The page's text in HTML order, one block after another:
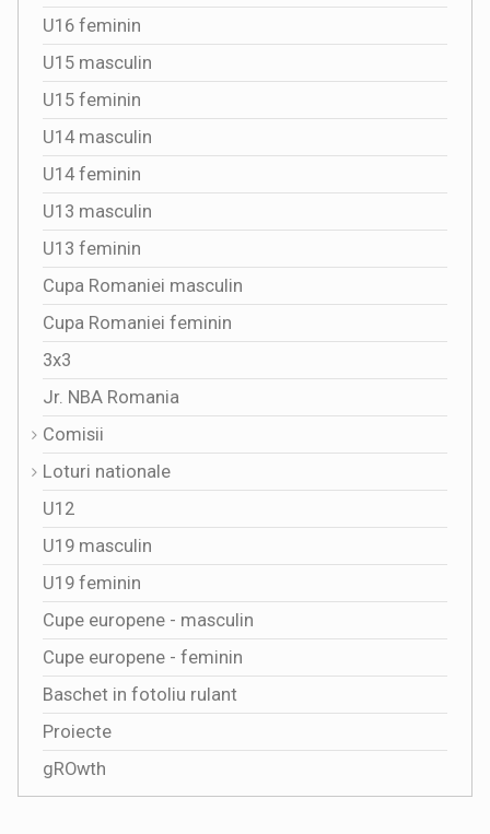
U16 feminin
U15 masculin
U15 feminin
U14 masculin
U14 feminin
U13 masculin
U13 feminin
Cupa Romaniei masculin
Cupa Romaniei feminin
3x3
Jr. NBA Romania
Comisii
Loturi nationale
U12
U19 masculin
U19 feminin
Cupe europene - masculin
Cupe europene - feminin
Baschet in fotoliu rulant
Proiecte
gROwth